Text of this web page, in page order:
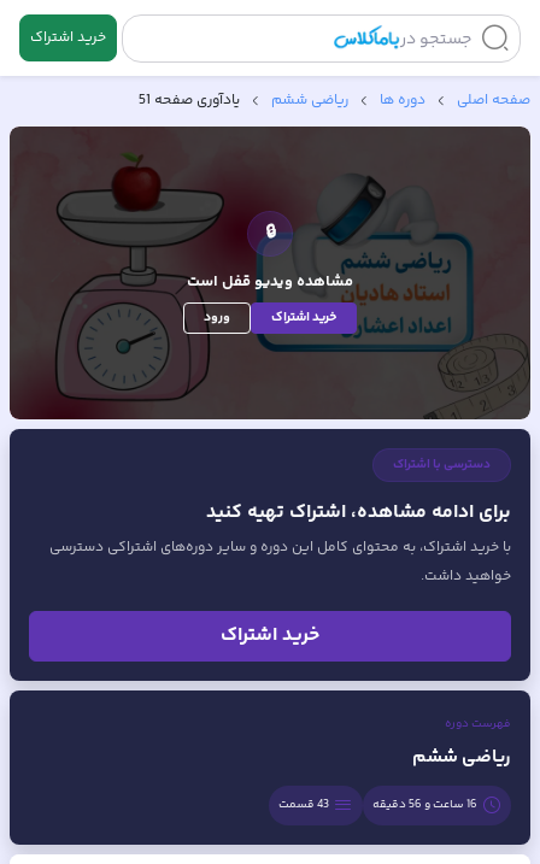
جستجو در خرید اشتراک
صفحه اصلی دوره ها ریاضی ششم یادآوری صفحه 51
🔒
مشاهده ویدیوقفل است
خرید اشتراک ورود
دسترسی با اشتراک
برای ادامه مشاهده، اشتراک تهیه کنید
با خرید اشتراک، به محتوای کامل این دوره و سایر دوره‌های اشتراکی دسترسی
خواهید داشت.
خرید اشتراک
فهرست دوره
ریاضی ششم
16 ساعت و 56 دقیقه 43قسمت